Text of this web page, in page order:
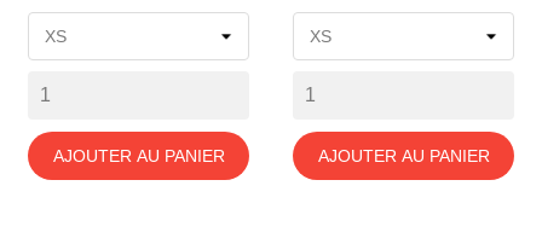
AJOUTER AU PANIER AJOUTER AU PANIER